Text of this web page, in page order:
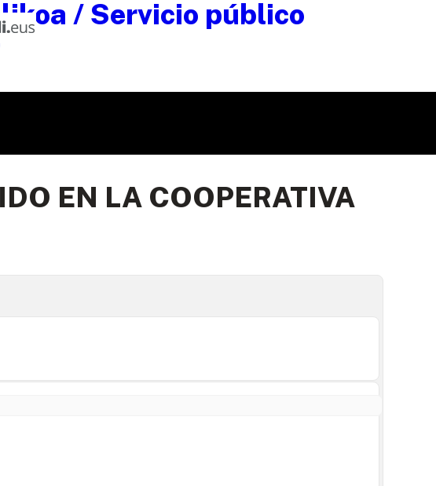
EN LA COOPERATIVA